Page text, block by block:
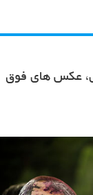
عکس های فوق